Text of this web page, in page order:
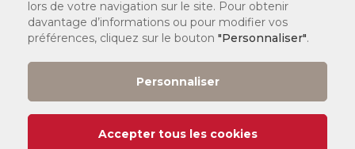
Par téléphone :
01 44 78 60 50
centres
lors de votre navigation sur le site. Pour obtenir
davantage d’informations ou pour modifier vos
préférences, cliquez sur le bouton "Personnaliser".
Personnaliser
Accepter tous les cookies